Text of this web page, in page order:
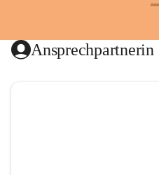
Ansprechpartnerin